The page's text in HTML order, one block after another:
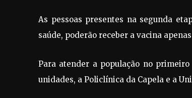
As pessoas presentes na segunda
saúde, poderão receber a vacina
Para atender a população no
unidades, a Policlínica da Capela e a